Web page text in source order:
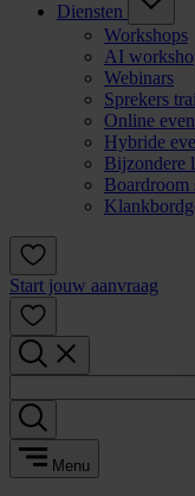
Diensten
Workshops
AI
Webinars
Sprekers
Online
Hybride
Bijzondere
Boardroom
Start jouw aanvraag
Menu